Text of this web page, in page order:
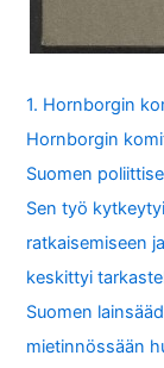
1. Hornborgin
Hornborgin
Suomen
Sen työ
ratkaisemiseen
keskittyi
Suomen
mietinnössään